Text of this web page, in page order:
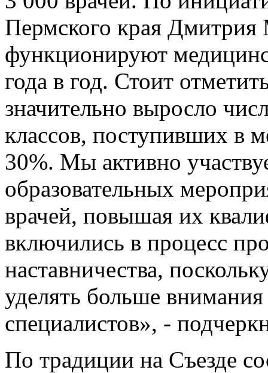
Пермского края
функционируют
года в год. Стоит
значительно выросло
классов, поступивших в
30%. Мы активно
образовательных
врачей, повышая их
включились в процесс
наставничества,
уделять больше
специалистов», -
По традиции на Съезде